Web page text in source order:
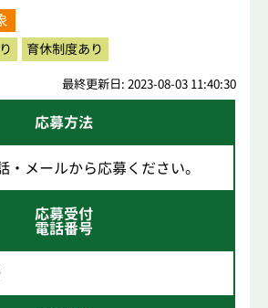
育休制度あり
最終更新日: 2023-08-03 11:40:30
応募方法
・メールから応募ください。
応募受付
電話番号